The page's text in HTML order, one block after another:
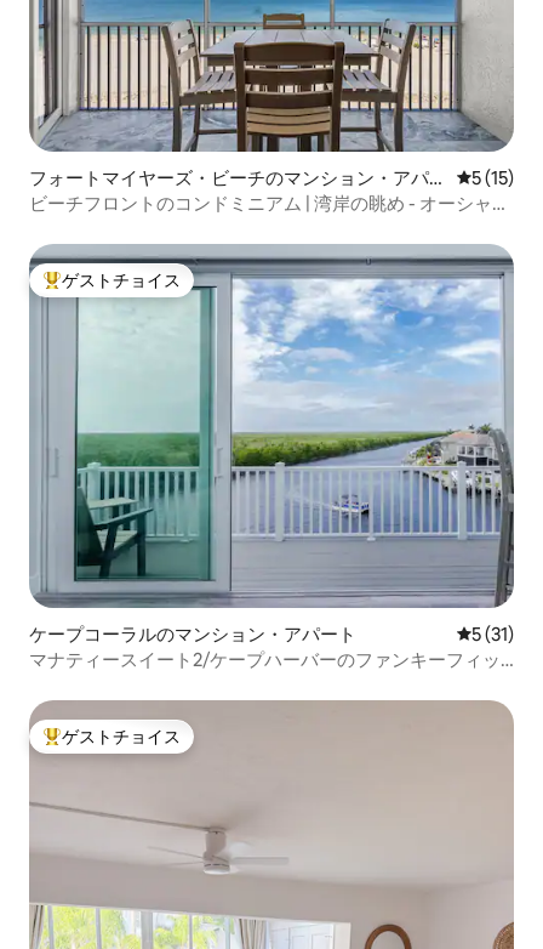
フォートマイヤーズ・ビーチのマンション・アパー
ト
レビュー
5 (15)
ビーチフロントのコンドミニアム | 湾岸の眺め - オーシャン
大好評のゲストチョイスです。
ゲストチョイス
ケープコーラルのマンション・アパート レビュー
5 (31)
マナティースイート2/ケープハーバーのファンキーフィッ
大好評のゲストチョイスです。
ゲストチョイス